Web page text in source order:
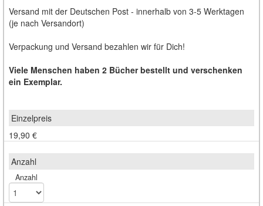
Versand mit der Deutschen Post - innerhalb von 3-5 Werktagen
(je nach Versandort)
Verpackung und Versand bezahlen wir für Dich!
Viele Menschen haben 2 Bücher bestellt und verschenken
ein Exemplar.
19,90 €
Anzahl